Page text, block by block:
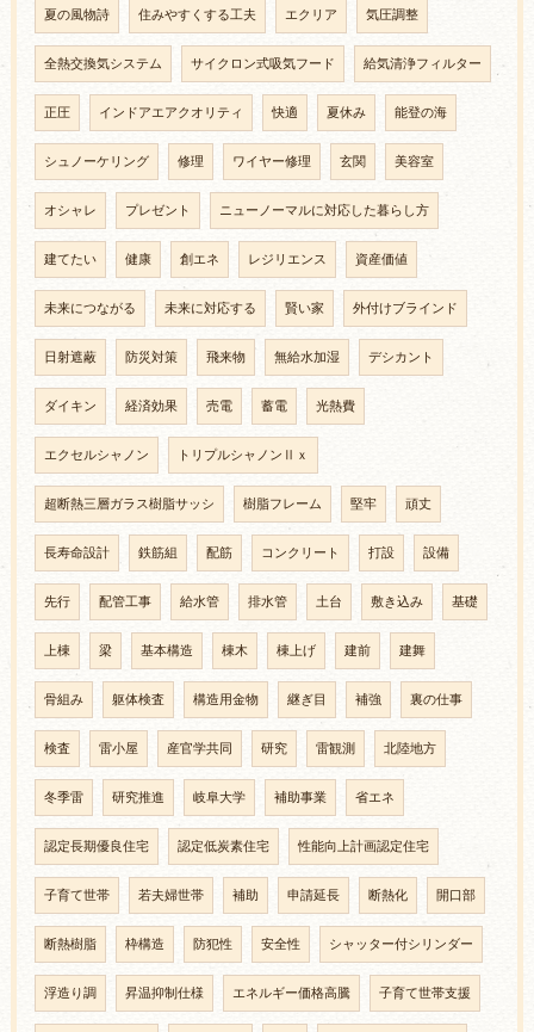
夏の風物詩 住みやすくする工夫 エクリア 気圧調整
全熱交換気システム サイクロン式吸気フード 給気清浄フィルター
正圧 インドアエアクオリティ 快適 夏休み 能登の海
シュノーケリング 修理 ワイヤー修理 玄関 美容室
オシャレ プレゼント ニューノーマルに対応した暮らし方
建てたい 健康 創エネ レジリエンス 資産価値
未来につながる 未来に対応する 賢い家 外付けブラインド
日射遮蔽 防災対策 飛来物 無給水加湿 デシカント
ダイキン 経済効果 売電 蓄電 光熱費
エクセルシャノン トリプルシャノンⅡｘ
超断熱三層ガラス樹脂サッシ 樹脂フレーム 堅牢 頑丈
長寿命設計 鉄筋組 配筋 コンクリート 打設 設備
先行 配管工事 給水管 排水管 土台 敷き込み 基礎
上棟 梁 基本構造 棟木 棟上げ 建前 建舞
骨組み 躯体検査 構造用金物 継ぎ目 補強 裏の仕事
検査 雷小屋 産官学共同 研究 雷観測 北陸地方
冬季雷 研究推進 岐阜大学 補助事業 省エネ
認定長期優良住宅 認定低炭素住宅 性能向上計画認定住宅
子育て世帯 若夫婦世帯 補助 申請延長 断熱化 開口部
断熱樹脂 枠構造 防犯性 安全性 シャッター付シリンダー
浮造り調 昇温抑制仕様 エネルギー価格高騰 子育て世帯支援